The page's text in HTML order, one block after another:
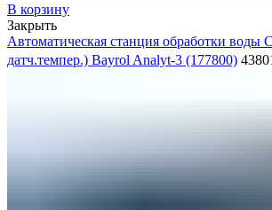
В корзину
Закрыть
Автоматическая станция обработки воды
датч.темпер.) Bayrol Analyt-3 (177800)